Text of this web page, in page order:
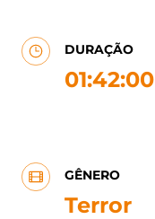
DURAÇÃO
01:42:00
GÊNERO
Terror